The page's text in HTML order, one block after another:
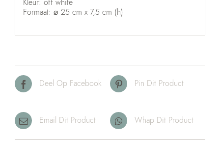
Kleur: off white
Formaat: ⌀ 25 cm x 7,5 cm (h)
Deel Op Facebook Pin Dit Product
Email Dit Product Whap Dit Product